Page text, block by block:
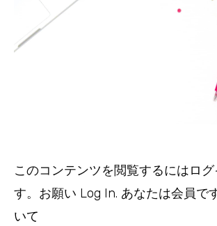
このコンテンツを閲覧するにはロ
す。お願い Log In. あなたは会員で
いて